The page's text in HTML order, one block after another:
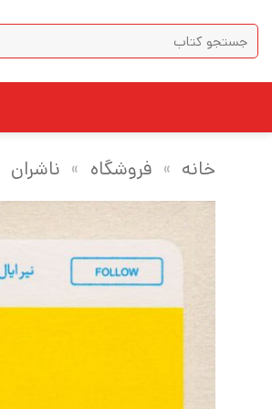
content
جستجو
برای:
خانه » فروشگاه » ناشران